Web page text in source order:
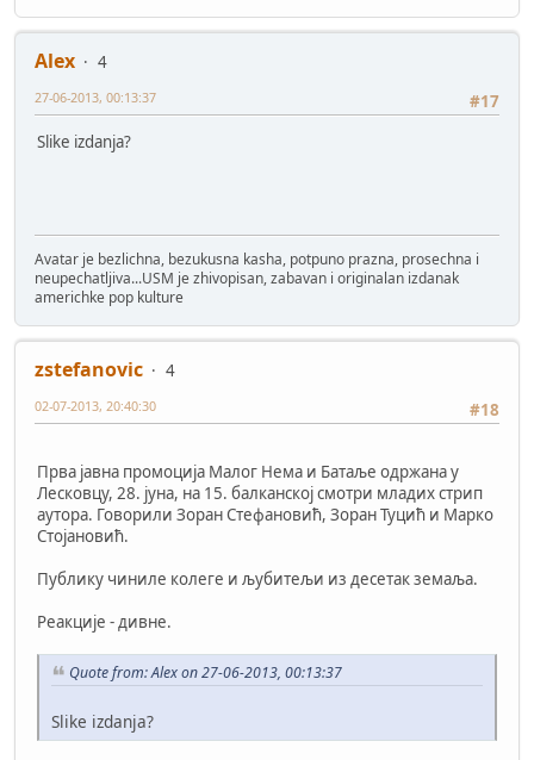
Alex
4
#17
27-06-2013, 00:13:37
Slike izdanja?
Avatar je bezlichna, bezukusna kasha, potpuno prazna, prosechna i
neupechatljiva...USM je zhivopisan, zabavan i originalan izdanak
americhke pop kulture
zstefanovic
4
#18
02-07-2013, 20:40:30
Прва јавна промоција Малог Нема и Батаље одржана у
Лесковцу, 28. јуна, на 15. балканској смотри младих стрип
аутора. Говорили Зоран Стефановић, Зоран Туцић и Марко
Стојановић.
Публику чиниле колеге и љубитељи из десетак земаља.
Реакције - дивне.
Quote from: Alex on 27-06-2013, 00:13:37
Slike izdanja?